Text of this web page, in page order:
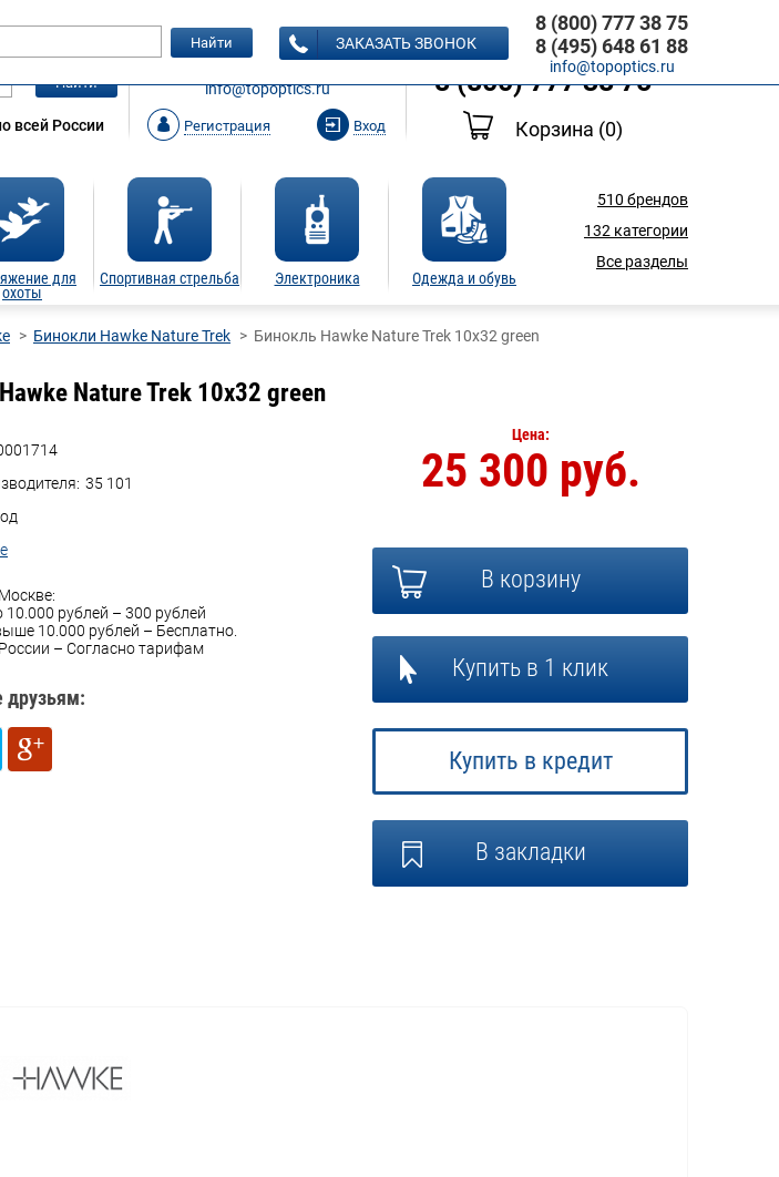
Найти
всей России
ЗАКАЗАТЬ ЗВОНОК
info@topoptics.ru
Регистрация Вход
8 (495) 648 61 88
8 (800) 777 38 75
Корзина (0)
для
охоты
Спортивная стрельба Электроника Одежда и обувь
510 брендов
132 категории
Все разделы
Найти ЗАКАЗАТЬ ЗВОНОК
8 (800) 777 38 75
8 (495) 648 61 88
info@topoptics.ru
Бинокли Hawke Nature Trek Бинокль Hawke Nature Trek 10x32 green
Nature Trek 10x32 green
35 101
10.000 рублей – 300 рублей
10.000 рублей – Бесплатно.
– Согласно тарифам
друзьям:
Цена:
25 300 руб.
В корзину
Купить в 1 клик
Купить в кредит
В закладки